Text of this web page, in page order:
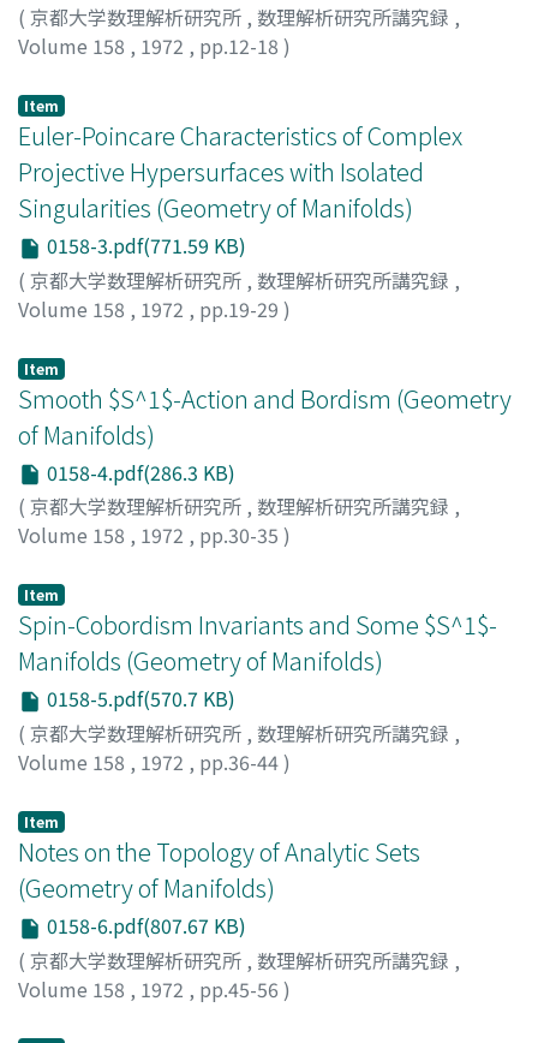
( 京都大学数理解析研究所 , 数理解析研究所講究録 ,
Volume 158 , 1972 , pp.12-18 )
野, 茂男
Item
Euler-Poincare Characteristics of Complex
Projective Hypersurfaces with Isolated
Singularities (Geometry of Manifolds)
0158-3.pdf(771.59 KB)
( 京都大学数理解析研究所 , 数理解析研究所講究録 ,
Volume 158 , 1972 , pp.19-29 )
Item
Smooth $S^1$-Action and Bordism (Geometry
of Manifolds)
0158-4.pdf(286.3 KB)
( 京都大学数理解析研究所 , 数理解析研究所講究録 ,
Volume 158 , 1972 , pp.30-35 )
Item
Spin-Cobordism Invariants and Some $S^1$-
Manifolds (Geometry of Manifolds)
0158-5.pdf(570.7 KB)
( 京都大学数理解析研究所 , 数理解析研究所講究録 ,
Volume 158 , 1972 , pp.36-44)
Item
Notes on the Topology of Analytic Sets
(Geometry of Manifolds)
0158-6.pdf(807.67 KB)
( 京都大学数理解析研究所 , 数理解析研究所講究録 ,
Volume 158 , 1972 , pp.45-56 )